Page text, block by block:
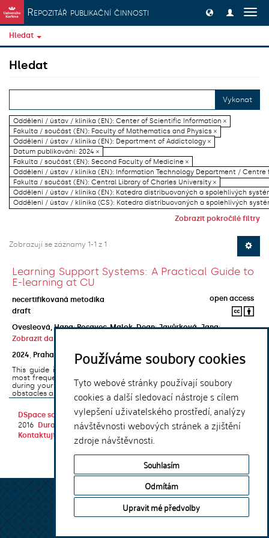
Používáme soubory cookies
Tyto webové stránky používají soubory
cookies a další sledovací nástroje s cílem
vylepšení uživatelského prostředí, analýzy
návštěvnosti webových stránek a zjištění
zdroje návštěvnosti.
Souhlasím
Odmítám
Upravit mé předvolby
Přeskočit na obsah
Repozitář publikační činnosti
Hledat
Hledat
Vykonat
Oddělení / ústav / klinika (EN): Center of Scientific Information ×
Fakulta / součást (EN): Faculty of Mathematics and Physics ×
Oddělení / ústav / klinika (EN): Department of Addictology ×
Datum publikování: 2024 ×
Fakulta / součást (EN): Second Faculty of Medicine ×
Oddělení / ústav / klinika (EN): Information Technology Department / Centre
Fakulta / součást (EN): Central Library of Charles University ×
Oddělení / ústav / klinika (EN): Katedra distribuovaných a spolehlivých
Oddělení / ústav / klinika (CS): Katedra distribuovaných a spolehlivých
Zobrazit pokročilé filtry
Zobrazují se záznamy 1-1 z 1
Learning Support Systems: A Practical Guide to
E-learning at CU
necertifikovaná metodika
open access
draft
Ovesleová, Hana;Posavec-Malok, Dean;Javůrková, Jana;
Zobrazit další autory
2024
Praha
Univerzita Karlova, Nakladatelství Karolinum
This guide introduces the e-learning support tools that are used
most frequently at Charles University and that you may encounter
during your studies. It will also help you to avoid the most common
obstacles associated ...
DSpace softwarecopyright © 2002-
2016
DuraSpace
Kontaktujte nás
Vyjádření názoru
Theme by